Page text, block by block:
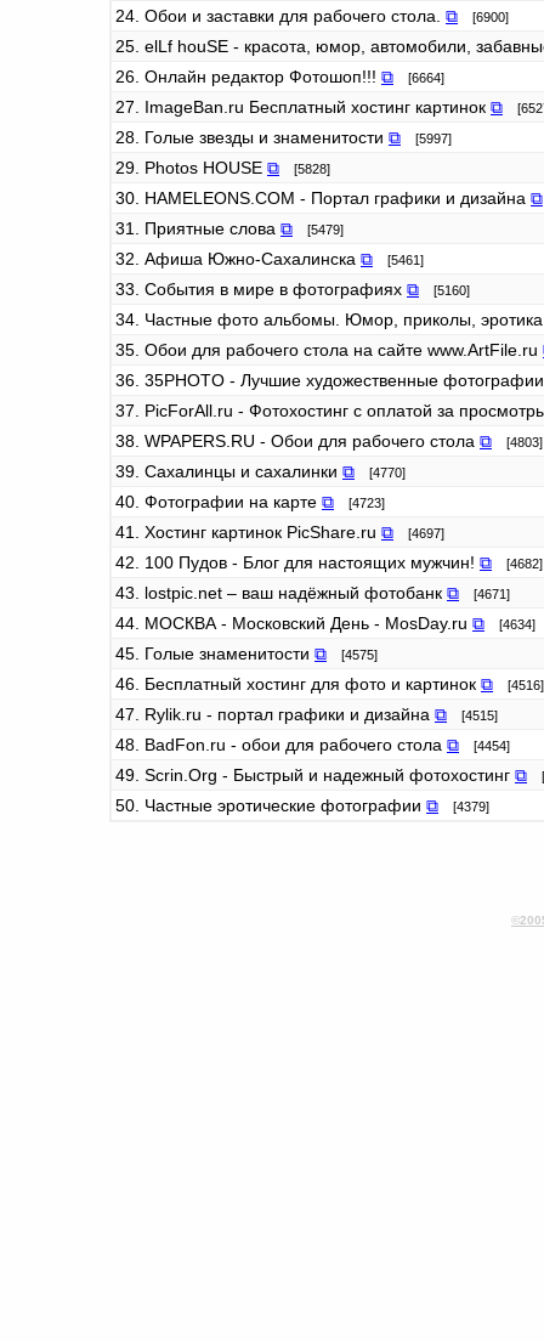
24. Обои и заставки для рабочего стола. ⧉ [6900]
25. elLf houSE - красота, юмор, автомобили,
26. Онлайн редактор Фотошоп!!! ⧉ [6664]
27. ImageBan.ru Бесплатный хостинг картинок ⧉
28. Голые звезды и знаменитости ⧉ [5997]
29. Photos HOUSE ⧉ [5828]
30. HAMELEONS.COM - Портал графики и дизайна ⧉
31. Приятные слова ⧉ [5479]
32. Афиша Южно-Сахалинска ⧉ [5461]
33. События в мире в фотографиях ⧉ [5160]
34. Частные фото альбомы. Юмор, приколы,
35. Обои для рабочего стола на сайте www.ArtFile.ru
36. 35PHOTO - Лучшие художественные
37. PicForAll.ru - Фотохостинг с оплатой за
38. WPAPERS.RU - Обои для рабочего стола ⧉ [4803]
39. Сахалинцы и сахалинки ⧉ [4770]
40. Фотографии на карте ⧉ [4723]
41. Хостинг картинок PicShare.ru ⧉ [4697]
42. 100 Пудов - Блог для настоящих мужчин! ⧉ [4682]
43. lostpic.net – ваш надёжный фотобанк ⧉ [4671]
44. МОСКВА - Московский День - MosDay.ru ⧉ [4634]
45. Голые знаменитости ⧉ [4575]
46. Бесплатный хостинг для фото и картинок ⧉ [4516]
47. Rylik.ru - портал графики и дизайна ⧉ [4515]
48. BadFon.ru - обои для рабочего стола ⧉ [4454]
49. Scrin.Org - Быстрый и надежный фотохостинг ⧉
50. Частные эротические фотографии ⧉ [4379]